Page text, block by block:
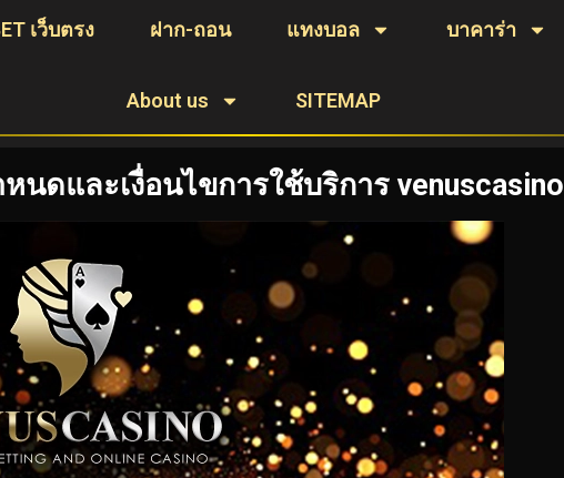
เว็บตรง ฝาก-ถอน แทงบอล บาคาร่า
About us SITEMAP
นดและเงื่อนไขการใช้บริการ venuscasino